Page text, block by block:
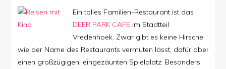
Ein tolles Familien-Restaurant ist das
DEER PARK CAFE im Stadtteil
Vredenhoek. Zwar gibt es keine Hirsche,
wie der Name des Restaurants vermuten lässt, dafür aber
einen großzügigen, eingezäunten Spielplatz. Besonders